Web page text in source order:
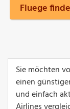
Fluege
Sie möchten
einen
und einfach